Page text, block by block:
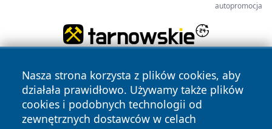
autopromocja
Nasza strona korzysta z plików cookies, aby
działała prawidłowo. Używamy także plików
cookies i podobnych technologii od
zewnętrznych dostawców w celach